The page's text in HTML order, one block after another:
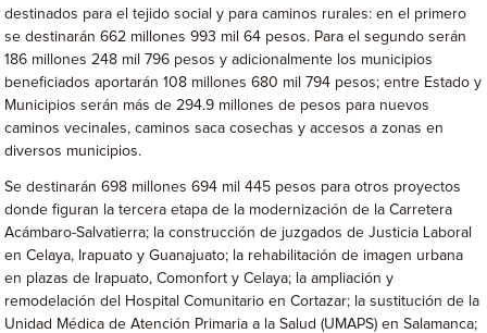
destinados para el tejido social y para caminos rurales: en el primero
se destinarán 662 millones 993 mil 64 pesos. Para el segundo serán
186 millones 248 mil 796 pesos y adicionalmente los municipios
beneficiados aportarán 108 millones 680 mil 794 pesos; entre Estado y
Municipios serán más de 294.9 millones de pesos para nuevos
caminos vecinales, caminos saca cosechas y accesos a zonas en
diversos municipios.
Se destinarán 698 millones 694 mil 445 pesos para otros proyectos
donde figuran la tercera etapa de la modernización de la Carretera
Acámbaro-Salvatierra; la construcción de juzgados de Justicia Laboral
en Celaya, Irapuato y Guanajuato; la rehabilitación de imagen urbana
en plazas de Irapuato, Comonfort y Celaya; la ampliación y
remodelación del Hospital Comunitario en Cortazar; la sustitución de la
Unidad Médica de Atención Primaria a la Salud (UMAPS) en Salamanca;